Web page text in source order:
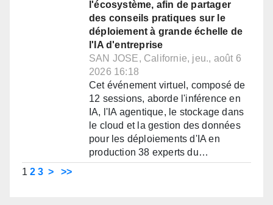
l'écosystème, afin de partager
des conseils pratiques sur le
déploiement à grande échelle de
l'IA d'entreprise
SAN JOSE, Californie, jeu., août 6
2026 16:18
Cet événement virtuel, composé de
12 sessions, aborde l'inférence en
IA, l'IA agentique, le stockage dans
le cloud et la gestion des données
pour les déploiements d'IA en
production 38 experts du…
1 2 3 > >>